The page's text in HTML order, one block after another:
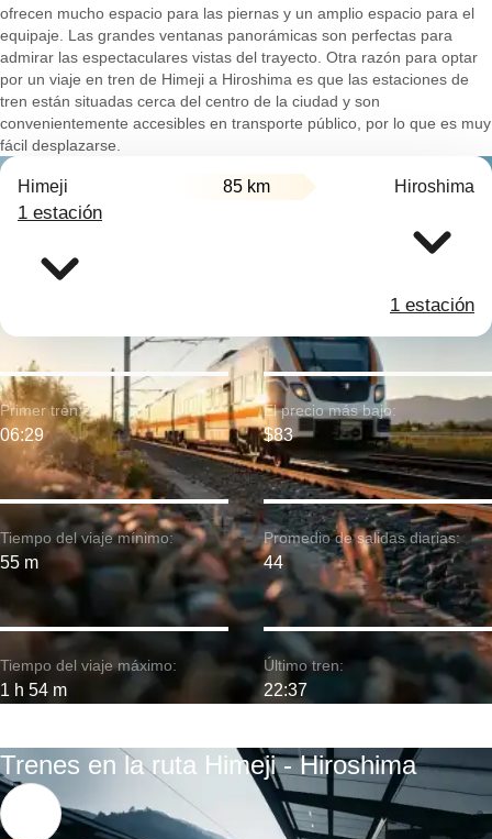
ofrecen mucho espacio para las piernas y un amplio espacio para el
equipaje. Las grandes ventanas panorámicas son perfectas para
admirar las espectaculares vistas del trayecto. Otra razón para optar
por un viaje en tren de Himeji a Hiroshima es que las estaciones de
tren están situadas cerca del centro de la ciudad y son
convenientemente accesibles en transporte público, por lo que es muy
fácil desplazarse.
Himeji 85 km Hiroshima
1 estación
1 estación
Tiempo del viaje mínimo:
55 m
Primer tren:
06:29
Tiempo del viaje máximo:
1 h 54 m
El precio más bajo:
$83
Promedio de salidas diarias:
44
Último tren:
22:37
Trenes en la ruta Himeji - Hiroshima